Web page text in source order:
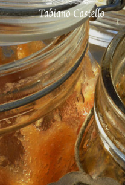
Home
Borgo
Camere e
Centro
Ristorante
Meeting &
Visite al